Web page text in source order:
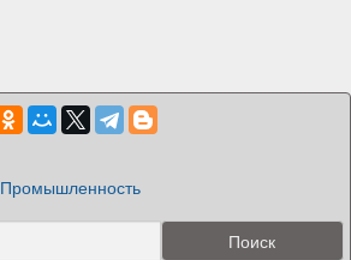
Промышленность